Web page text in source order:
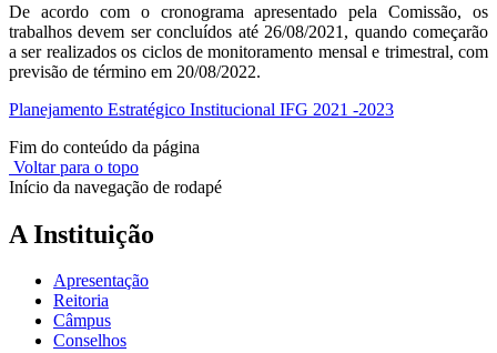
De acordo com o cronograma apresentado pela Comissão, os
trabalhos devem ser concluídos até 26/08/2021, quando começarão
a ser realizados os ciclos de monitoramento mensal e trimestral, com
previsão de término em 20/08/2022.
Planejamento Estratégico Institucional IFG 2021 -2023
Fim do conteúdo da página
Voltar para o topo
Início da navegação de rodapé
A Instituição
Apresentação
Reitoria
Câmpus
Conselhos